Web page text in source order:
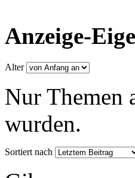
Anzeige-
Alter
Nur Themen
wurden.
Sortiert nach